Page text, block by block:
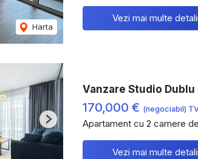
Harta
Vezi mai multe detalii
Next
Vanzare Studio Dublu
170,000 € (negociabil)
Apartament cu 2 camere
Vezi mai multe detalii